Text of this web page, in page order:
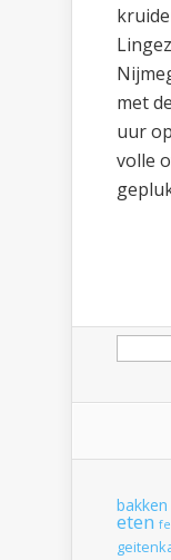
met
uur
volle
bakken
eten